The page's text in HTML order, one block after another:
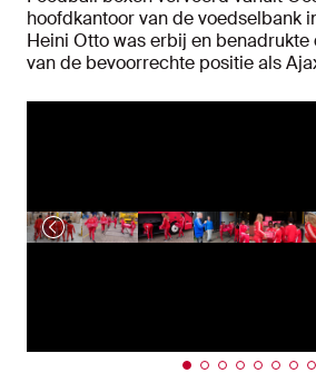
hoofdkantoor van de voedselbank
Heini Otto was erbij en
van de bevoorrechte positie als